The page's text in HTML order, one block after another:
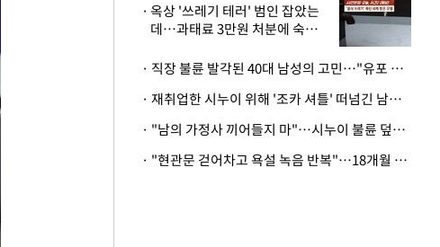
옥상 '쓰레기 테러' 범인 잡았는
데…과태료 3만원 처분에 숙박업
· 직장 불륜 발각된 40대 남성의 고민…"유포 동료 명예훼손·협박죄 고소 가능할까"
· 재취업한 시누이 위해 '조카 셔틀' 떠넘긴 남편…아내 "난 못한다"
· "남의 가정사 끼어들지 마"…시누이 불륜 덮으려는 남편에 억울한 아내
· "현관문 걷어차고 욕설 녹음 반복"…18개월 아기 키우는 집 뒤흔든 '앞집의 비극'